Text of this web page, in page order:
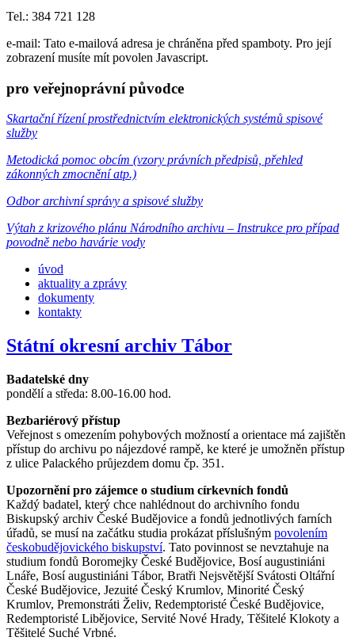
Tel.: 384 721 128
e-mail: Tato e-mailová adresa je chráněna před spamboty. Pro její
zobrazení musíte mít povolen Javascript.
pro veřejnoprávní původce
Skartační řízení prostřednictvím elektronických systémů spisové
služby
Metodická pomoc obcím (vzory právních předpisů, přehled
zákonných zmocnění atp.)
Odbor archivní správy a spisové služby
Výtah z krizového plánu Národního archivu – Instrukce pro případ
povodně nebo havárie vody
úvod
aktuality a zprávy
dokumenty
kontakty
Státní okresní archiv Tábor
Badatelské dny
pondělí a středa: 8.00-16.00 hod.
Bezbariérový přístup
Veřejnost s omezením pohybových možností a orientace má zajištěn
přístup do archivu po nájezdové rampě, ke které je umožněn přístup
z ulice Palackého průjezdem domu čp. 351.
Upozornění pro zájemce o studium církevních fondů
Každý badatel, který chce nahlédnout do archivního fondu
Biskupský archiv České Budějovice a fondů jednotlivých farních
úřadů, se musí na začátku studia prokázat příslušným povolením
českobudějovického biskupství. Tato povinnost se nevztahuje na
studium fondů Boromejky České Budějovice, Bosí augustiniáni
Lnáře, Bosí augustiniáni Tábor, Bratři Nejsvětější Svátosti Oltářní
České Budějovice, Jezuité Český Krumlov, Minorité Český
Krumlov, Premonstráti Želiv, Redemptoristé České Budějovice,
Redemptoristé Libějovice, Servité Nové Hrady, Těšitelé Klokoty a
Těšitelé Suché Vrbné.